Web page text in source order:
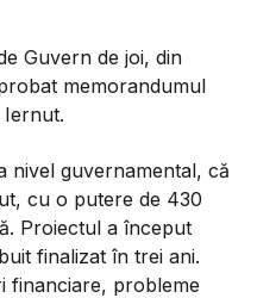
Guvern de joi, din
memorandumul
nivel guvernamental, că
cu o putere de 430
Proiectul a început
finalizat în trei ani.
financiare, probleme